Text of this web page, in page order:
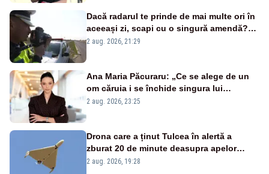
Dacă radarul te prinde de mai multe ori în
aceeași zi, scapi cu o singură amendă?
Ce spune legea
2 aug. 2026, 21:29
Ana Maria Păcuraru: „Ce se alege de un
om căruia i se închide singura lui
portiță?”
2 aug. 2026, 23:25
Drona care a ținut Tulcea în alertă a
zburat 20 de minute deasupra apelor
României. Au fost ridicate două F-16
2 aug. 2026, 19:28